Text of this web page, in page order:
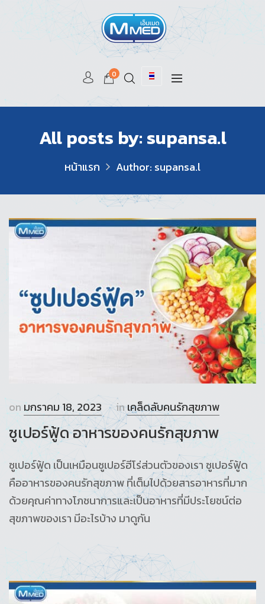
0
All posts by: supansa.l
หน้าแรก Author: supansa.l
on มกราคม 18, 2023 inเคล็ดลับคนรักสุขภาพ
ซูเปอร์ฟู้ด อาหารของคนรักสุขภาพ
ซูเปอร์ฟู้ด เป็นเหมือนซูเปอร์ฮีโร่ส่วนตัวของเรา ซูเปอร์ฟู้ด
คืออาหารของคนรักสุขภาพ ที่เต็มไปด้วยสารอาหารที่มาก
ด้วยคุณค่าทางโภชนาการและเป็นอาหารที่มีประโยชน์ต่อ
สุขภาพของเรา มีอะไรบ้าง มาดูกัน